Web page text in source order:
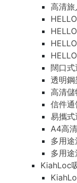
高清旅
闊口式
透明鋼
高清
信件通
易攜式
A4高
多用
多用
KiahLoc